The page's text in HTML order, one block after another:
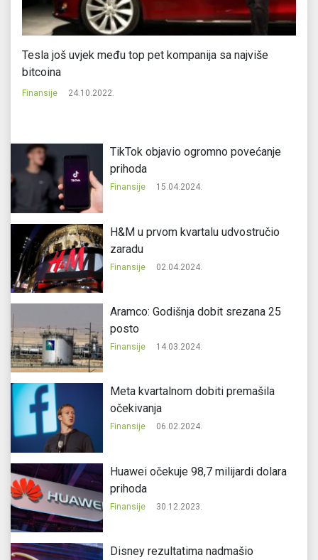
Tesla još uvjek među top pet kompanija sa najviše
bitcoina
Finansije 24.10.2022.
TikTok objavio ogromno povećanje
prihoda
Finansije 15.04.2024.
H&M u prvom kvartalu udvostručio
zaradu
Finansije 02.04.2024.
Aramco: Godišnja dobit srezana 25
posto
Finansije 14.03.2024.
Meta kvartalnom dobiti premašila
očekivanja
Finansije 06.02.2024.
Huawei očekuje 98,7 milijardi dolara
prihoda
Finansije 30.12.2023.
Disney rezultatima nadmašio